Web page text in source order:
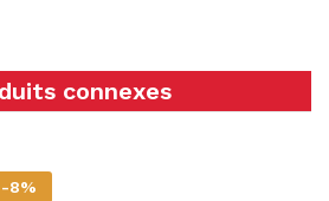
connexes
-8%